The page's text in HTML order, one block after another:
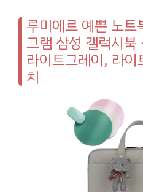
루미에르 예쁜 노
그램 삼성 갤럭시
라이트그레이, 라
치